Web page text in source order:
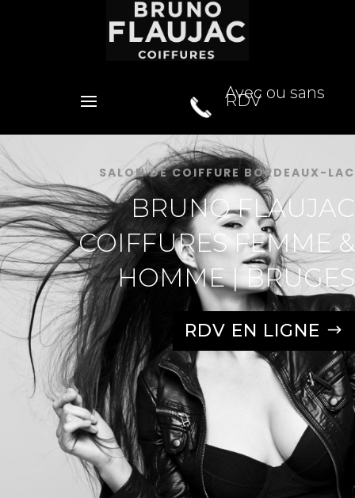
Avec ou sans
RDV
SALON DE COIFFURE BORDEAUX-LAC
BRUNO FLAUJAC
COIFFURES FEMME &
HOMME | BRUGES
RDV EN LIGNE